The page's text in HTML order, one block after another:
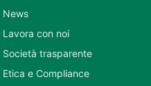
News
Lavora con noi
Società trasparente
Etica e Compliance